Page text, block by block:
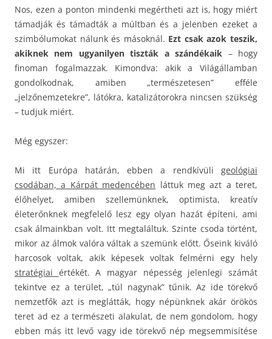
Nos, ezen a ponton mindenki megértheti azt is, hogy miért
támadják és támadták a múltban és a jelenben ezeket a
szimbólumokat nálunk és másoknál. Ezt csak azok teszik,
akiknek nem ugyanilyen tiszták a szándékaik – hogy
finoman fogalmazzak. Kimondva: akik a Világállamban
gondolkodnak, amiben „természetesen” efféle
„jelzőnemzetekre”, látókra, katalizátorokra nincsen szükség
– tudjuk miért.
Még egyszer:
Mi itt Európa határán, ebben a rendkívüli geológiai
csodában, a Kárpát medencében láttuk meg azt a teret,
élőhelyet, amiben szellemünknek, optimista, kreatív
életerőnknek megfelelő lesz egy olyan hazát építeni, ami
csak álmainkban volt. Itt megtaláltuk. Szinte csoda történt,
mikor az álmok valóra váltak a szemünk előtt. Őseink kiváló
harcosok voltak, akik képesek voltak felmérni egy hely
stratégiai értékét. A magyar népesség jelenlegi számát
tekintve ez a terület, „túl nagynak” tűnik. Az ide törekvő
nemzetfők azt is meglátták, hogy népünknek akár örökös
teret ad ez a természeti alakulat, de nem gondolom, hogy
ebben más itt levő vagy ide törekvő nép megsemmisítése